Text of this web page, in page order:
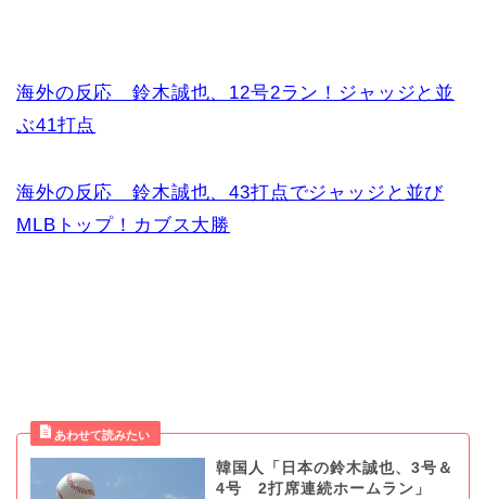
海外の反応 鈴木誠也、12号2ラン！ジャッジと並
ぶ41打点
海外の反応 鈴木誠也、43打点でジャッジと並び
MLBトップ！カブス大勝
韓国人「日本の鈴木誠也、3号＆
4号 2打席連続ホームラン」